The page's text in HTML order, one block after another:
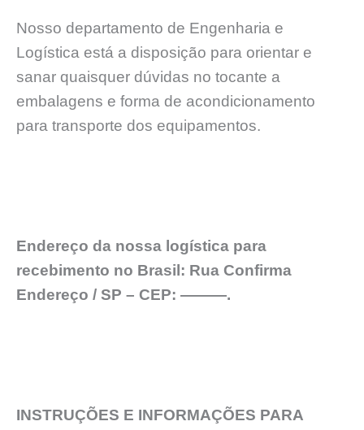
Nosso departamento de Engenharia e
Logística está a disposição para orientar e
sanar quaisquer dúvidas no tocante a
embalagens e forma de acondicionamento
para transporte dos equipamentos.
Endereço da nossa logística para
recebimento no Brasil: Rua Confirma
Endereço / SP – CEP: ———.
INSTRUÇÕES E INFORMAÇÕES PARA